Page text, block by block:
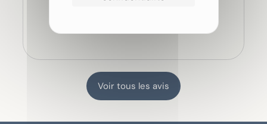
parfaitement compris mes attentes et ma
Organiser un itinéraire avec plusieurs
villes, des déplacements, des excursions
et des spectacles était un vrai défi, mais il
a été relevé haut la main. Chaque étape
Voir tous les avis